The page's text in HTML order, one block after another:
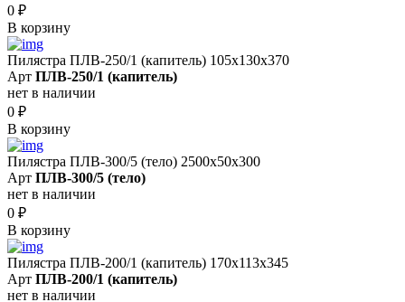
0 ₽
В корзину
Пилястра ПЛВ-250/1 (капитель) 105х130х370
Арт ПЛВ-250/1 (капитель)
нет в наличии
0 ₽
В корзину
Пилястра ПЛВ-300/5 (тело) 2500х50х300
Арт ПЛВ-300/5 (тело)
нет в наличии
0 ₽
В корзину
Пилястра ПЛВ-200/1 (капитель) 170х113х345
Арт ПЛВ-200/1 (капитель)
нет в наличии